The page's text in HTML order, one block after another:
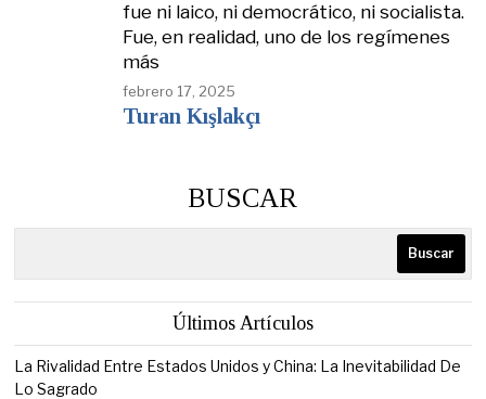
fue ni laico, ni democrático, ni socialista.
Fue, en realidad, uno de los regímenes
más
febrero 17, 2025
Turan Kışlakçı
BUSCAR
Buscar
Últimos Artículos
La Rivalidad Entre Estados Unidos y China: La Inevitabilidad De
Lo Sagrado